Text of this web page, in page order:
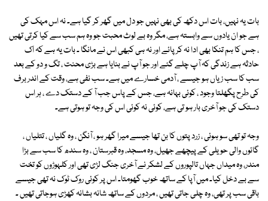
بات یہ نہیں، بات اس دکھ کی بھی نہیں جو دل میں گھر کر گیا ہے۔ نہ اس مہک کی
ہے جو ان یادوں سے وابستہ ہے، مگر وہ بے لوث محبت جو وہ ہم سب سے کیا کرتی تھیں
، جس کا ہم تنکا بھی ادا نہ کر پائے اور نہ ہی کبھی اس نے مانگا ۔ بات یہ ہے کہ اک
حادثہ ہے زندگی کہ آپ چلے گئے اور جو آپ نے بنایا ہے بڑی محنت ، تگ و دو کے بعد
سب کا سب زیاں ہو جیسے ، آدمی خسارے میں ہے۔ سب نفی ہے، وقت کے اندر برف
کی طرح پگھلتا وجود ، کوئی بہانہ ہے، جس کے پاس جب آ کے دستک دے ، ہر اس
دستک کی جو آخری بار ہو تی ہے، کوئی نہ کوئی اس کی وجہ تو ہوتی ہے۔
وجہ تو تھی سو ہوئی ، زرد پتوں کا بن تھا جیسے میرا گھر ہو ، آنگن ، وہ گلیاں ، تتلیاں ،
گائوں والی حویلی کے پیچھے جھیل، وہ مسجد، وہ قبرستان ، وہ سندھ کا سب سے بڑا
مندر، وہ میداں جہاں تالپوروں کے لشکر نے آخری جنگ لڑی تھی اور کلہوڑوں کو تخت
سے بے دخل کیا۔ میں آپا کے ساتھ خوب گھومتا۔ اس پر کوئی روک ٹوک نہ تھی جیسے
باقی سب پر تھی، وہ چلی جاتی تھیں ، مردوں کے ساتھ شانہ بشانہ کھڑی ہوجاتی تھیں ۔